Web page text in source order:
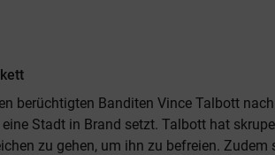
berüchtigten Banditen Vince Talbott
eine Stadt in Brand setzt. Talbott hat
zu gehen, um ihn zu befreien.